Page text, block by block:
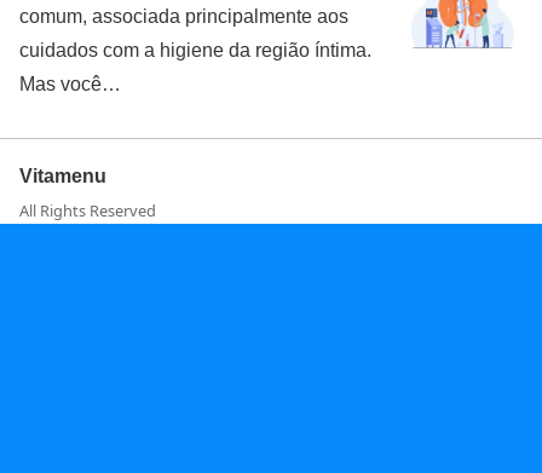
comum, associada principalmente aos
cuidados com a higiene da região íntima.
Mas você…
Vitamenu
All Rights Reserved